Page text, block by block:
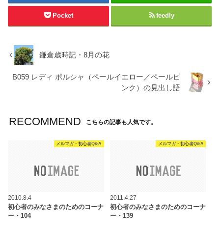
Pocket feedly
鎌倉歳時記・8月の花
B059 レディ ポルシャ（ペールイエロー／ペールピ
ンク）の見出し語
RECOMMEND こちらの記事も人気です。
メルマガ・初心者Q&A
2010.8.4
初心者のみなさまのためのコーナ
ー・104
メルマガ・初心者Q&A
2011.4.27
初心者のみなさまのためのコーナ
ー・139